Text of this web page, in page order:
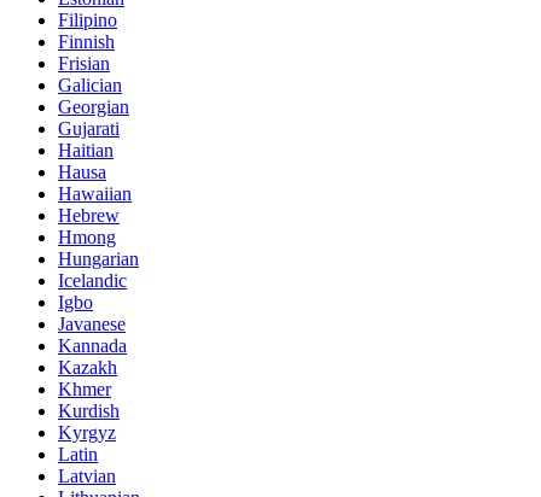
Filipino
Finnish
Frisian
Galician
Georgian
Gujarati
Haitian
Hausa
Hawaiian
Hebrew
Hmong
Hungarian
Icelandic
Igbo
Javanese
Kannada
Kazakh
Khmer
Kurdish
Kyrgyz
Latin
Latvian